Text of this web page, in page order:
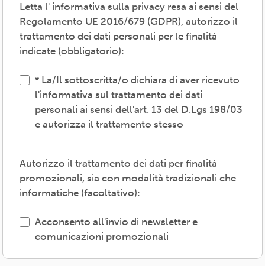
perseguire i valori propri del movimento
ARCI e affermati negli atti associativi
fondamentali -anche mediante attività,
convenzioni e servizi-, provvedere agli
vigenti, inviare comunicazioni promozionali.
Il trattamento verrà effettuato: con modalità
cartacea e/o informatica; in modo lecito,
interni e/o comunicando i dati a soggetti
esterni (amministrazioni/autorità; fornitori di
specifici servizi di supporto -es. consulenza
promossi, partecipati o convenzionati).
Letta l' informativa sulla privacy resa ai sensi del
Regolamento UE 2016/679 (GDPR), autorizzo il
trattamento dei dati personali per le finalità
indicate (obbligatorio):
La/Il sottoscritta/o dichiara di aver ricevuto
l'informativa sul trattamento dei dati
personali ai sensi dell'art. 13 del D.Lgs 198/03
e autorizza il trattamento stesso
Autorizzo il trattamento dei dati per finalità
promozionali, sia con modalità tradizionali che
informatiche (facoltativo):
Acconsento all'invio di newsletter e
comunicazioni promozionali